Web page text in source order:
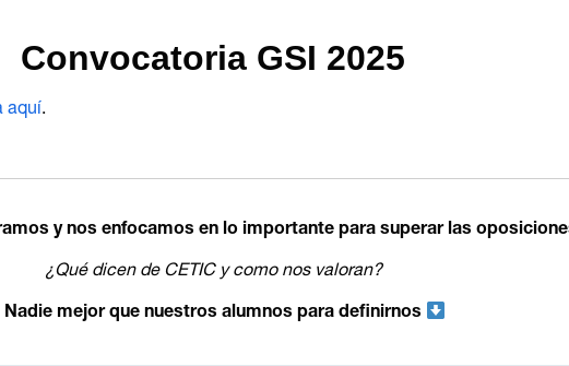
Convocatoria GSI 2025
aquí.
y nos enfocamos en lo importante para superar las
¿Qué dicen de CETIC y como nos valoran?
Nadie mejor que nuestros alumnos para definirnos